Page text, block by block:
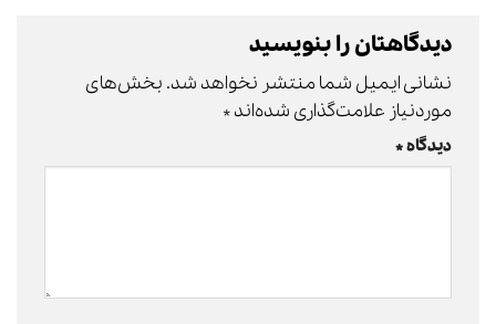
دیدگاهتان را بنویسید
نشانی ایمیل شما منتشر نخواهد شد. بخش‌های
موردنیاز علامت‌گذاری شده‌اند*
دیدگاه*